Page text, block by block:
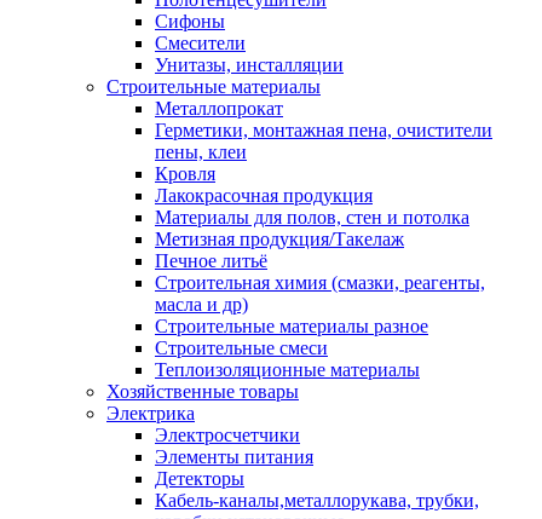
Сифоны
Смесители
Унитазы, инсталляции
Строительные материалы
Металлопрокат
Герметики, монтажная пена, очистители
пены, клеи
Кровля
Лакокрасочная продукция
Материалы для полов, стен и потолка
Метизная продукция/Такелаж
Печное литьё
Строительная химия (смазки, реагенты,
масла и др)
Строительные материалы разное
Строительные смеси
Теплоизоляционные материалы
Хозяйственные товары
Электрика
Электросчетчики
Элементы питания
Детекторы
Кабель-каналы,металлорукава, трубки,